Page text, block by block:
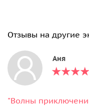
Отзывы на другие
Аня